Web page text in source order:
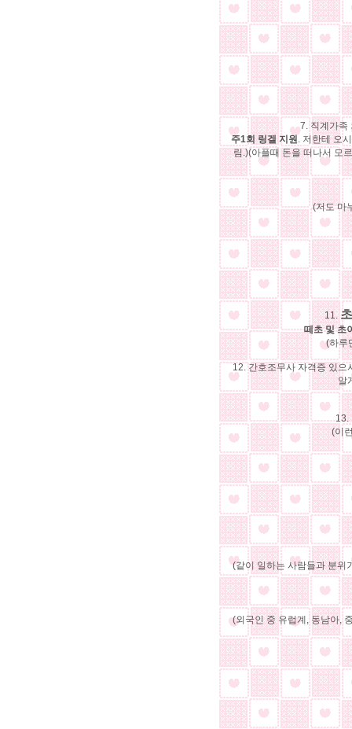
7. 직계가족
주1회 링겔 지원. 저한테 오
림.)(아플때 돈을 떠나서 모
(저도 마
11.
떼초 및 초
(하루
12. 간호조무사 자격증 있으
알
13.
(이
(같이 일하는 사람들과 분위
(외국인 중 유럽계, 동남아,